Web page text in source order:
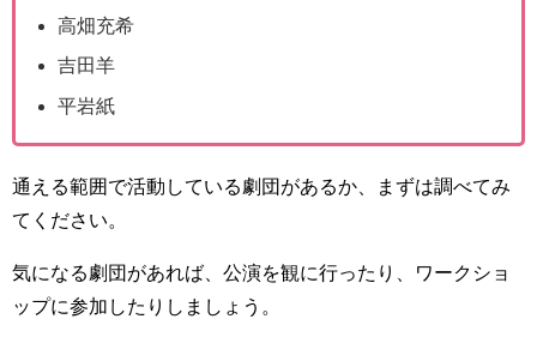
高畑充希
吉田羊
平岩紙
通える範囲で活動している劇団があるか、まずは調べてみ
てください。
気になる劇団があれば、公演を観に行ったり、ワークショ
ップに参加したりしましょう。